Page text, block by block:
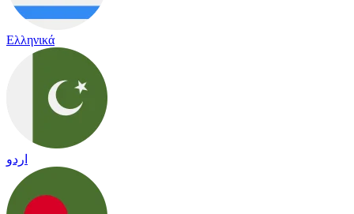
Ελληνικά
اردو